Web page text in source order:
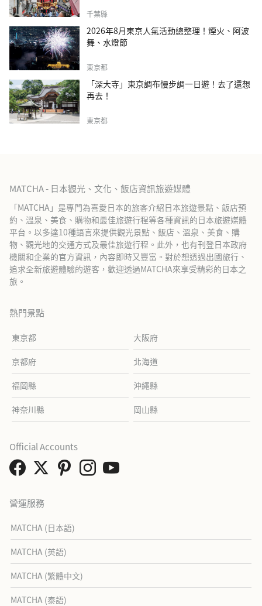
千葉縣
2026年8月東京人氣活動總整理！煙火、阿波
舞、水燈節
東京都
「深大寺」東京調布慢步調一日遊！去了還想
再去！
東京都
MATCHA - 日本觀光、文化、飯店資訊旅遊媒體
「MATCHA」是專門為喜愛日本的旅客介紹日本旅遊景點、飯店預
約、溫泉、美食、購物和最佳旅遊行程等各種資訊的日本旅遊媒體
平台。以多達10種語言來提供觀光景點、飯店、溫泉、美食、購
物、觀光地的交通方式及最佳旅遊行程。此外，也有刊登日本政府
機關和企業的官方資訊，內容即時又豐富。對於想透過出國旅行、
追求全新旅遊體驗的遊客，歡迎透過MATCHA來享受精彩的日本之
旅。
熱門景點
東京都 大阪府
京都府 北海道
福岡縣 沖繩縣
神奈川縣 岡山縣
營運服務
MATCHA (日本語)
MATCHA (英語)
MATCHA (繁體中文)
MATCHA (泰語)
Official Accounts